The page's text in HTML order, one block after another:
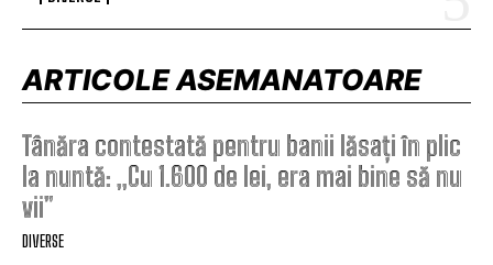
ARTICOLE ASEMANATOARE
Tânăra contestată pentru banii lăsați în plic
la nuntă: „Cu 1.600 de lei, era mai bine să nu
vii”
DIVERSE